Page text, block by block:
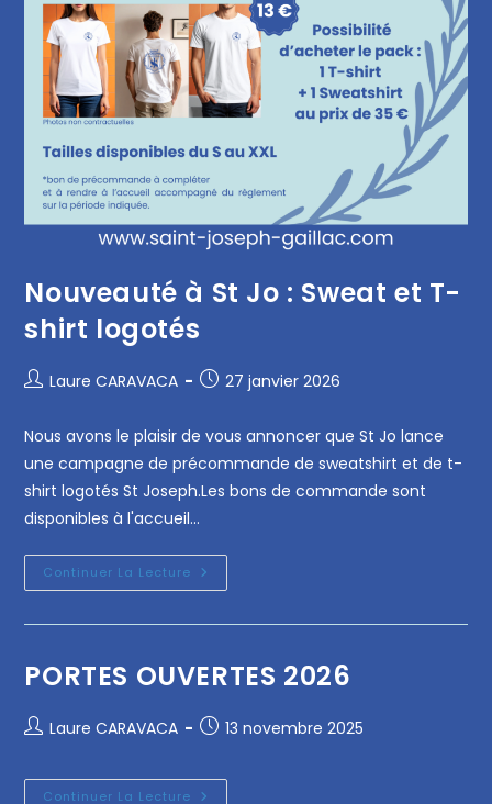
Nouveauté à St Jo : Sweat et T-
shirt logotés
Laure CARAVACA 27 janvier 2026
Nous avons le plaisir de vous annoncer que St Jo lance
une campagne de précommande de sweatshirt et de t-
shirt logotés St Joseph.Les bons de commande sont
disponibles à l'accueil…
Continuer La Lecture
PORTES OUVERTES 2026
Laure CARAVACA 13 novembre 2025
Continuer La Lecture